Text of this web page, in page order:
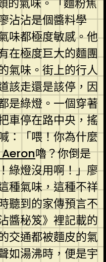
氣味。「麵粉焦
沾沾是個醬料學
味都極度敏感。他
在極度巨大的麵團
氣味。街上的行人
該走還是該停，因
是綠燈。一個穿著
車停在路中央，搖
：「喂！你為什麼
嚕？你倒是
綠燈沒用啊！」廖
種氣味，這種不祥
聽到的家傳預言不
醬秘笈》裡記載的
交通都被麵皮的氣
如湯沸時，便是宇